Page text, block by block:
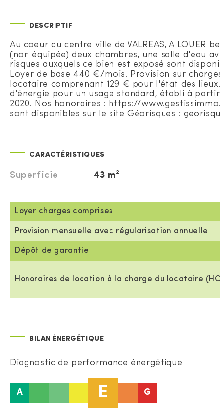
DESCRIPTIF
Au coeur du centre ville de VALREAS, A
(non équipée) deux chambres, une salle d'eau
risques auxquels ce bien est exposé sont
Loyer de base 440 €/mois. Provision sur
locataire comprenant 129 € pour l'état des
d'énergie pour un usage standard, établi à
2020. Nos honoraires : https://
sont disponibles sur le site Géorisques :
CARACTÉRISTIQUES
Superficie 43 m²
Loyer charges comprises
Provision mensuelle avec régularisation annuelle
Dépôt de garantie
Honoraires de location à la charge du locataire
BILAN ÉNERGÉTIQUE
Diagnostic de performance énergétique
A E G